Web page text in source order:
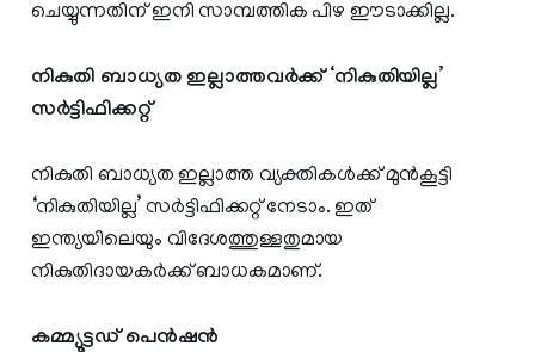
ചെയ്യുന്നതിന് ഇനി സാമ്പത്തിക പിഴ ഈടാക്കില്ല.
നികുതി ബാധ്യത ഇല്ലാത്തവർക്ക് ‘നികുതിയില്ല’
സർട്ടിഫിക്കറ്റ്
നികുതി ബാധ്യത ഇല്ലാത്ത വ്യക്തികൾക്ക് മുൻകൂട്ടി
‘നികുതിയില്ല’ സർട്ടിഫിക്കറ്റ് നേടാം. ഇത്
ഇന്ത്യയിലെയും വിദേശത്തുള്ളതുമായ
നികുതിദായകർക്ക് ബാധകമാണ്.
കമ്മ്യൂട്ടഡ് പെൻഷൻ